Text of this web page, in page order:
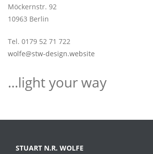
Möckernstr. 92
10963 Berlin
Tel. 0179 52 71 722
wolfe@stw-design.website
...light your way
STUART N.R. WOLFE